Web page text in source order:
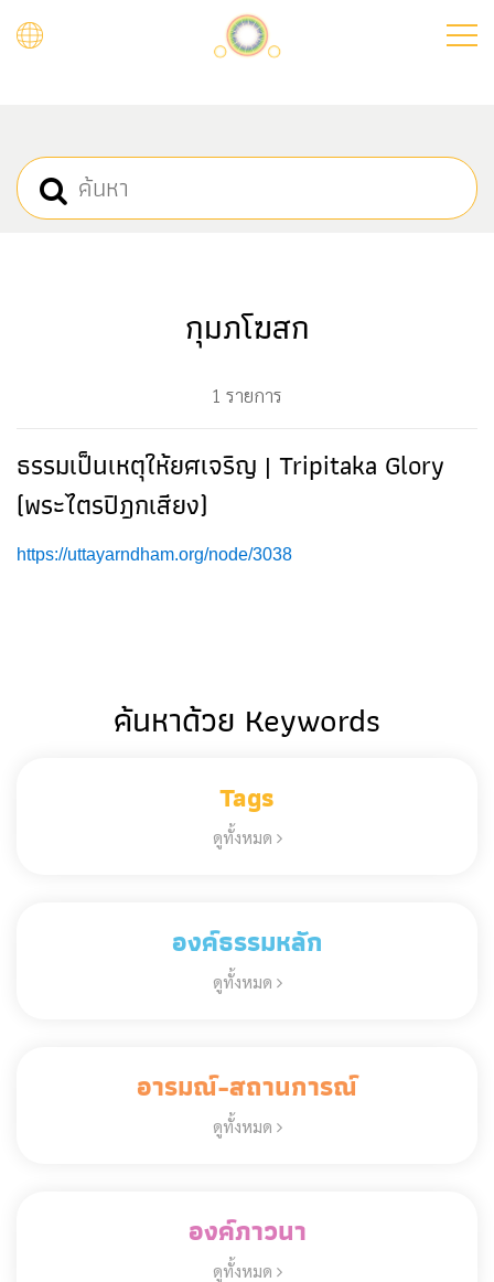
กุมภโฆสก
1 รายการ
ธรรมเป็นเหตุให้ยศเจริญ | Tripitaka Glory
(พระไตรปิฎกเสียง)
https://uttayarndham.org/node/3038
ค้นหาด้วย Keywords
Tags
ดูทั้งหมด
องค์ธรรมหลัก
ดูทั้งหมด
อารมณ์-สถานการณ์
ดูทั้งหมด
องค์ภาวนา
ดูทั้งหมด